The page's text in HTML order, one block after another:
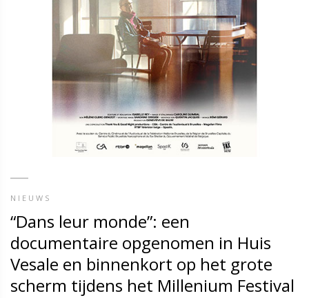
NIEUWS
“Dans leur monde”: een
documentaire opgenomen in Huis
Vesale en binnenkort op het grote
scherm tijdens het Millenium Festival